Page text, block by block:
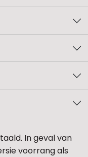
In geval van
voorrang als